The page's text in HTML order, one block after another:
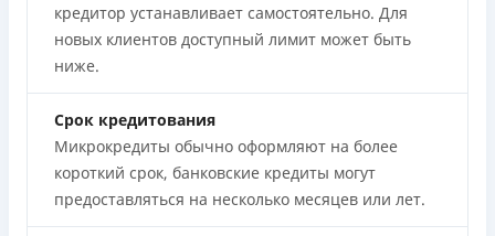
кредитор устанавливает самостоятельно. Для
новых клиентов доступный лимит может быть
ниже.
Срок кредитования
Микрокредиты обычно оформляют на более
короткий срок, банковские кредиты могут
предоставляться на несколько месяцев или лет.